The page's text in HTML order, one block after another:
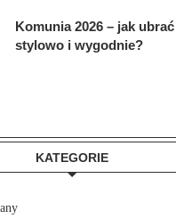
Komunia 2026 – jak
stylowo i wygodnie?
KATEGORIE